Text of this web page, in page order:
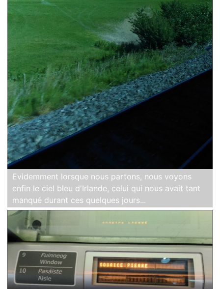
Evidemment lorsque nous partons, nous voyons
enfin le ciel bleu d'Irlande, celui qui nous avait tant
manqué durant ces quelques jours...